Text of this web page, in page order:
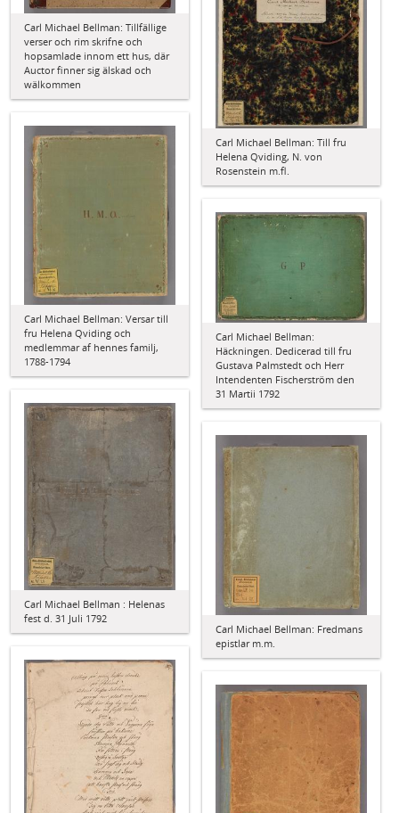
Carl Michael Bellman: Tillfällige
verser och rim skrifne och
hopsamlade innom ett hus, där
Auctor finner sig älskad och
wälkommen
Carl Michael Bellman: Till fru
Helena Qviding, N. von
Rosenstein m.fl.
Carl Michael Bellman: Versar till
fru Helena Qviding och
medlemmar af hennes familj,
1788-1794
Carl Michael Bellman:
Häckningen. Dedicerad till fru
Gustava Palmstedt och Herr
Intendenten Fischerström den
31 Martii 1792
Carl Michael Bellman : Helenas
fest d. 31 Juli 1792
Carl Michael Bellman: Fredmans
epistlar m.m.